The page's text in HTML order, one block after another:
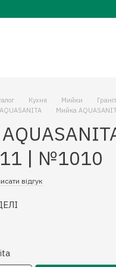
Кухня Мийки
Мийка
| №1010
відгук